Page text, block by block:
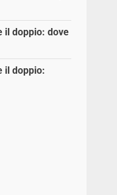
il doppio: dove
il doppio: